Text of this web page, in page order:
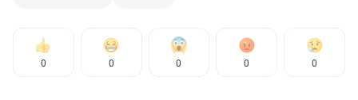
0 0 0 0 0